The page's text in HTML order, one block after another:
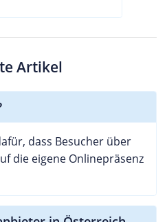
Artikel
dass Besucher über
die eigene Onlinepräsenz